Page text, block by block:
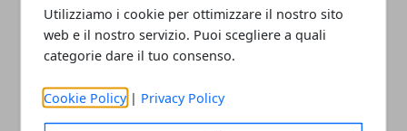
Utilizziamo i cookie per ottimizzare il nostro sito
web e il nostro servizio. Puoi scegliere a quali
categorie dare il tuo consenso.
Cookie Policy | Privacy Policy